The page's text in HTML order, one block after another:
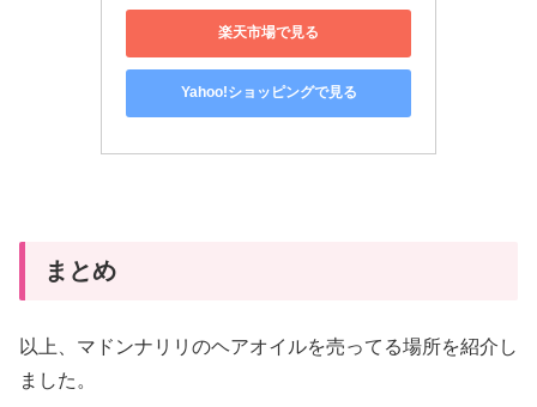
楽天市場で見る
Yahoo!ショッピングで見る
まとめ
以上、マドンナリリのヘアオイルを売ってる場所を紹介し
ました。